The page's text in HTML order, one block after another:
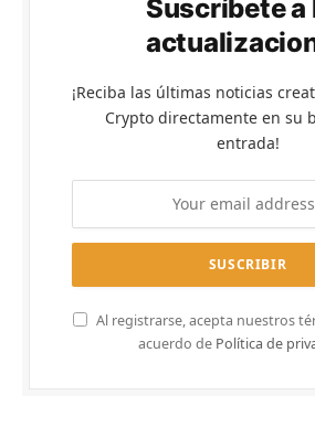
Suscríbete a
¡Reciba las últimas noticias
Crypto directamente en su
entrada!
Al registrarse, acepta nuestros
acuerdo de Política de